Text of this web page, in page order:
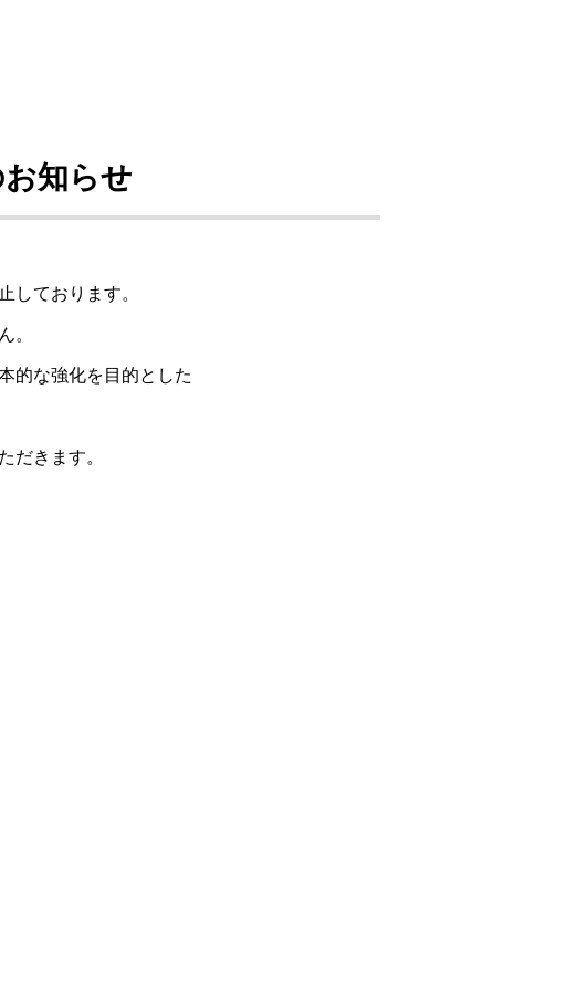
知らせ
しております。
。
的な強化を目的とした
だきます。